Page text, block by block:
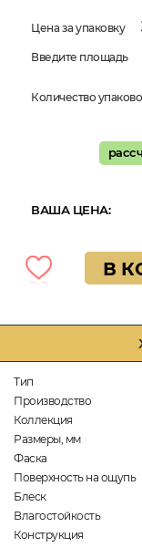
Тип
Производство
Коллекция
Размеры, мм
Фаска
Поверхность на ощупь
Блеск
Влагостойкость
Конструкция
Цена за упаковку
Введите площадь
Количество
ВАША ЦЕНА:
В